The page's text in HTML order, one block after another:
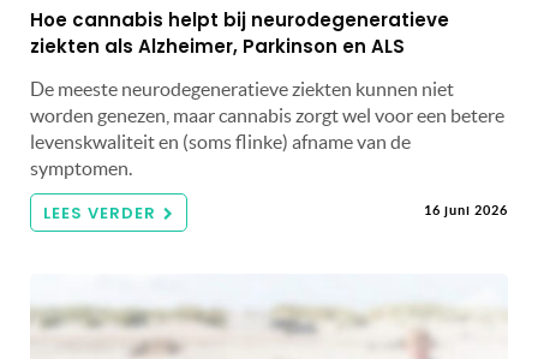
Hoe cannabis helpt bij neurodegeneratieve
ziekten als Alzheimer, Parkinson en ALS
De meeste neurodegeneratieve ziekten kunnen niet
worden genezen, maar cannabis zorgt wel voor een betere
levenskwaliteit en (soms flinke) afname van de
symptomen.
LEES VERDER 16 juni 2026